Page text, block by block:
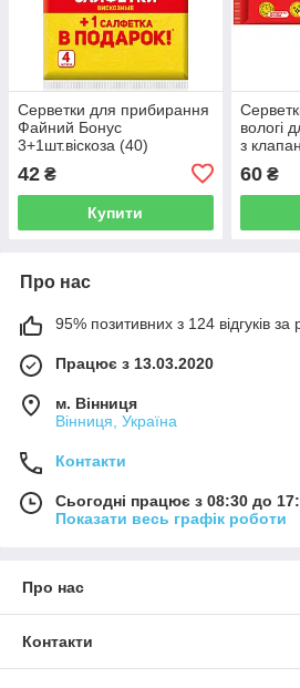
Серветки для прибирання
Файний Бонус
3+1шт.віскоза (40)
42 ₴
Купити
вологі
з
60₴
Про нас
95% позитивних з 124 відгуків за
Працює з 13.03.2020
м. Вінниця
Вінниця, Україна
Контакти
Сьогодні працює з 08:30 до
Показати весь графік роботи
Про нас
Контакти